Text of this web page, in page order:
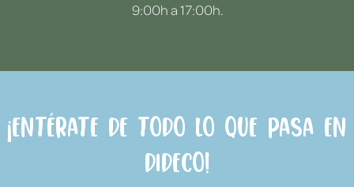
9:00h a 17:00h.
¡Entérate de todo lo que pasa en
Dideco!